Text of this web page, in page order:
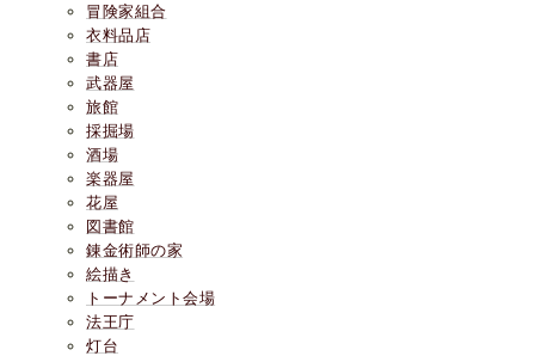
冒険家組合
衣料品店
書店
武器屋
旅館
採掘場
酒場
楽器屋
花屋
図書館
錬金術師の家
絵描き
トーナメント会場
法王庁
灯台